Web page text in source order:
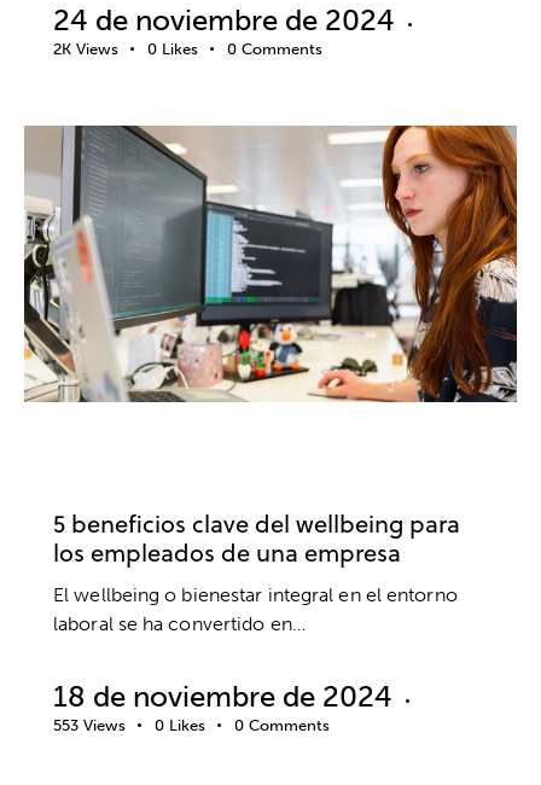
24 de noviembre de 2024
2K Views 0 Likes 0 Comments
5 beneficios clave del wellbeing para
los empleados de una empresa
El wellbeing o bienestar integral en el entorno
laboral se ha convertido en…
18 de noviembre de 2024
553 Views 0 Likes 0 Comments